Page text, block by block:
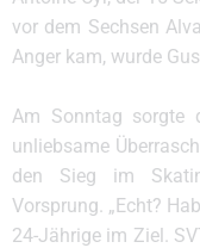
vor dem Sechsen
Anger kam, wurde
Am Sonntag sorgte
unliebsame
den Sieg im
Vorsprung. „Echt?
24-Jährige im Ziel.